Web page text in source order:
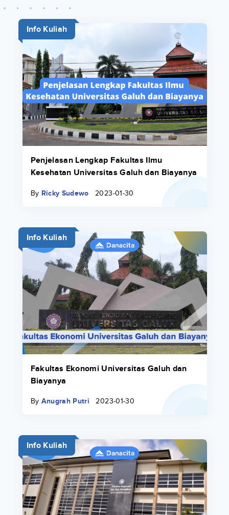
Info Kuliah
Penjelasan Lengkap Fakultas Ilmu
Kesehatan Universitas Galuh dan Biayanya
By Ricky Sudewo 2023-01-30
Info Kuliah
Fakultas Ekonomi Universitas Galuh dan
Biayanya
By Anugrah Putri 2023-01-30
Info Kuliah